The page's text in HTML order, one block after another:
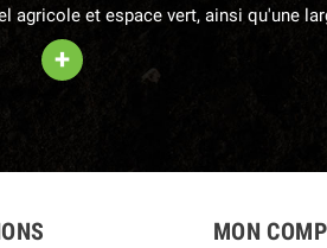
et espace vert, ainsi qu'une
+
MON